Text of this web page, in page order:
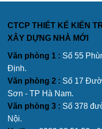
CTCP THIẾT KẾ KIẾN
XÂY DỰNG NHÀ MỚI
Văn phòng 1 : Số 55
Định.
Văn phòng 2 : Số 17
Sơn - TP Hà Nam.
Văn phòng 3 : Số 378
Nội.